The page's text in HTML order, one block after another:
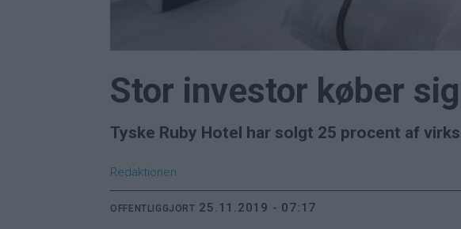
Stor investor køber
Tyske Ruby Hotel har solgt 25 procent af
Redaktionen
OFFENTLIGGJORT 25.11.2019 - 07:17